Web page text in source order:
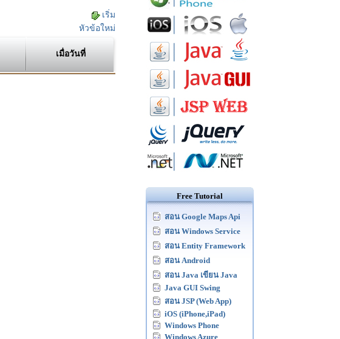
เริ่ม
หัวข้อใหม่
เมื่อวันที่
Free Tutorial
สอน Google Maps Api
สอน Windows Service
สอน Entity Framework
สอน Android
สอน Java เขียน Java
Java GUI Swing
สอน JSP (Web App)
iOS (iPhone,iPad)
Windows Phone
Windows Azure